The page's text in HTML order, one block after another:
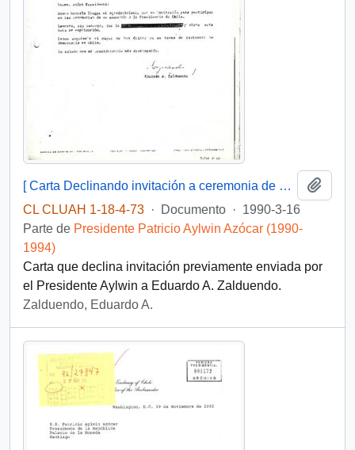
[ Carta Declinando invitación a ceremonia de asunción de la Presidencia de Chile].
CL CLUAH 1-18-4-73 · Documento · 1990-3-16
Parte de Presidente Patricio Aylwin Azócar (1990-
1994)
Carta que declina invitación previamente enviada por
el Presidente Aylwin a Eduardo A. Zalduendo.
Zalduendo, Eduardo A.